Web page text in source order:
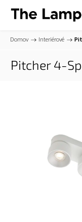
Domov / Interiérové /
Pitcher 4-